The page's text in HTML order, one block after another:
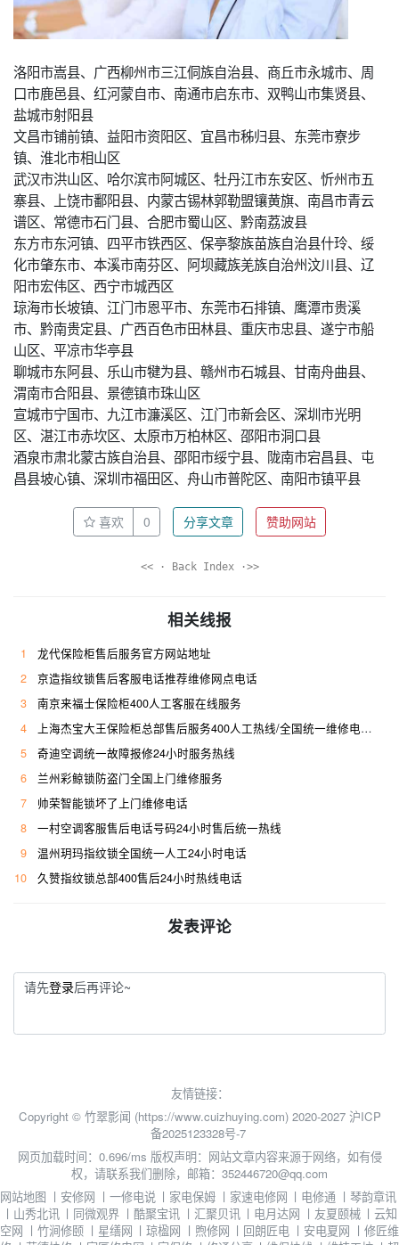
洛阳市嵩县、广西柳州市三江侗族自治县、商丘市永城市、周
口市鹿邑县、红河蒙自市、南通市启东市、双鸭山市集贤县、
盐城市射阳县
文昌市铺前镇、益阳市资阳区、宜昌市秭归县、东莞市寮步
镇、淮北市相山区
武汉市洪山区、哈尔滨市阿城区、牡丹江市东安区、忻州市五
寨县、上饶市鄱阳县、内蒙古锡林郭勒盟镶黄旗、南昌市青云
谱区、常德市石门县、合肥市蜀山区、黔南荔波县
东方市东河镇、四平市铁西区、保亭黎族苗族自治县什玲、绥
化市肇东市、本溪市南芬区、阿坝藏族羌族自治州汶川县、辽
阳市宏伟区、西宁市城西区
琼海市长坡镇、江门市恩平市、东莞市石排镇、鹰潭市贵溪
市、黔南贵定县、广西百色市田林县、重庆市忠县、遂宁市船
山区、平凉市华亭县
聊城市东阿县、乐山市犍为县、赣州市石城县、甘南舟曲县、
渭南市合阳县、景德镇市珠山区
宣城市宁国市、九江市濂溪区、江门市新会区、深圳市光明
区、湛江市赤坎区、太原市万柏林区、邵阳市洞口县
酒泉市肃北蒙古族自治县、邵阳市绥宁县、陇南市宕昌县、屯
昌县坡心镇、深圳市福田区、舟山市普陀区、南阳市镇平县
喜欢 0 分享文章 赞助网站
<< · Back Index ·>>
相关线报
1
龙代保险柜售后服务官方网站地址
2
京造指纹锁售后客服电话推荐维修网点电话
3
南京来福士保险柜400人工客服在线服务
4
上海杰宝大王保险柜总部售后服务400人工热线/全国统一维修电话是多少
5
奇迪空调统一故障报修24小时服务热线
6
兰州彩鲸锁防盗门全国上门维修服务
7
帅荣智能锁坏了上门维修电话
8
一村空调客服售后电话号码24小时售后统一热线
9
温州玥玛指纹锁全国统一人工24小时电话
10
久赞指纹锁总部400售后24小时热线电话
发表评论
请先登录后再评论~
友情链接：
Copyright © 竹翠影闻 (https://www.cuizhuying.com) 2020-2027 沪ICP
备2025123328号-7
网页加载时间：0.696/ms 版权声明：网站文章内容来源于网络，如有侵
权，请联系我们删除，邮箱：352446720@qq.com
网站地图 丨 安修网 丨 一修电说 丨 家电保姆 丨 家速电修网 丨 电修通 丨琴韵章讯
丨 山秀北讯 丨 同微观界 丨 酷聚宝讯 丨 汇聚贝讯 丨 电月达网 丨 友夏颐械 丨云知
空网 丨 竹涧修颐 丨 星缮网 丨琼楹网 丨 煦修网 丨 回朗匠电 丨 安电夏网 丨 修匠维